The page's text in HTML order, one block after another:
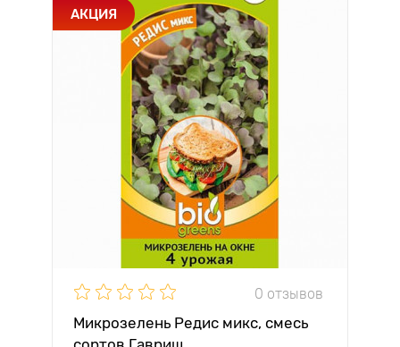
АКЦИЯ
0 отзывов
Микрозелень Редис микс, смесь